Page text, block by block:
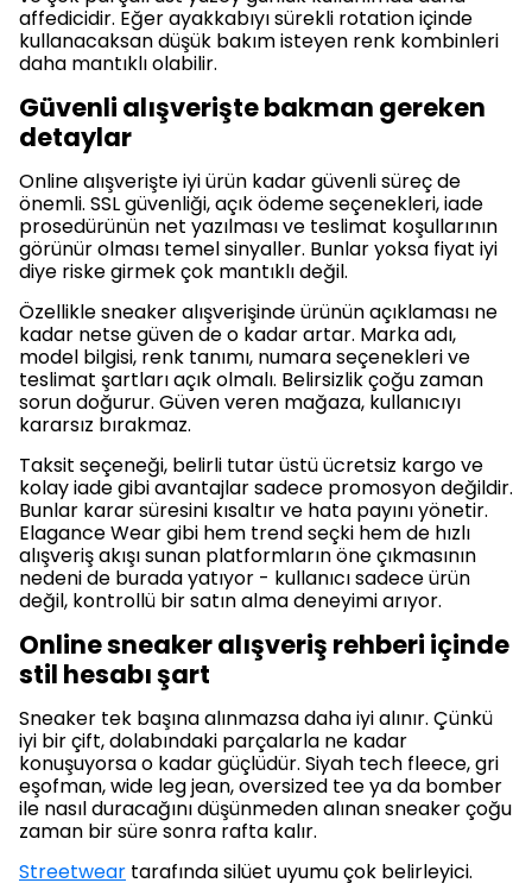
affedicidir. Eğer ayakkabıyı sürekli rotation içinde
kullanacaksan düşük bakım isteyen renk kombinleri
daha mantıklı olabilir.
Güvenli alışverişte bakman gereken
detaylar
Online alışverişte iyi ürün kadar güvenli süreç de
önemli. SSL güvenliği, açık ödeme seçenekleri, iade
prosedürünün net yazılması ve teslimat koşullarının
görünür olması temel sinyaller. Bunlar yoksa fiyat iyi
diye riske girmek çok mantıklı değil.
Özellikle sneaker alışverişinde ürünün açıklaması ne
kadar netse güven de o kadar artar. Marka adı,
model bilgisi, renk tanımı, numara seçenekleri ve
teslimat şartları açık olmalı. Belirsizlik çoğu zaman
sorun doğurur. Güven veren mağaza, kullanıcıyı
kararsız bırakmaz.
Taksit seçeneği, belirli tutar üstü ücretsiz kargo ve
kolay iade gibi avantajlar sadece promosyon değildir.
Bunlar karar süresini kısaltır ve hata payını yönetir.
Elagance Wear gibi hem trend seçki hem de hızlı
alışveriş akışı sunan platformların öne çıkmasının
nedeni de burada yatıyor - kullanıcı sadece ürün
değil, kontrollü bir satın alma deneyimi arıyor.
Online sneaker alışveriş rehberi içinde
stil hesabı şart
Sneaker tek başına alınmazsa daha iyi alınır. Çünkü
iyi bir çift, dolabındaki parçalarla ne kadar
konuşuyorsa o kadar güçlüdür. Siyah tech fleece, gri
eşofman, wide leg jean, oversized tee ya da bomber
ile nasıl duracağını düşünmeden alınan sneaker çoğu
zaman bir süre sonra rafta kalır.
Streetwear tarafında silüet uyumu çok belirleyici.